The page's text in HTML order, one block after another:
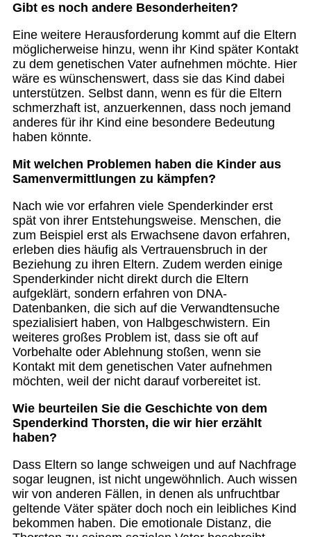
Gibt es noch andere Besonderheiten?
Eine weitere Herausforderung kommt auf die Eltern
möglicherweise hinzu, wenn ihr Kind später Kontakt
zu dem genetischen Vater aufnehmen möchte. Hier
wäre es wünschenswert, dass sie das Kind dabei
unterstützen. Selbst dann, wenn es für die Eltern
schmerzhaft ist, anzuerkennen, dass noch jemand
anderes für ihr Kind eine besondere Bedeutung
haben könnte.
Mit welchen Problemen haben die Kinder aus
Samenvermittlungen zu kämpfen?
Nach wie vor erfahren viele Spenderkinder erst
spät von ihrer Entstehungsweise. Menschen, die
zum Beispiel erst als Erwachsene davon erfahren,
erleben dies häufig als Vertrauensbruch in der
Beziehung zu ihren Eltern. Zudem werden einige
Spenderkinder nicht direkt durch die Eltern
aufgeklärt, sondern erfahren von DNA-
Datenbanken, die sich auf die Verwandtensuche
spezialisiert haben, von Halbgeschwistern. Ein
weiteres großes Problem ist, dass sie oft auf
Vorbehalte oder Ablehnung stoßen, wenn sie
Kontakt mit dem genetischen Vater aufnehmen
möchten, weil der nicht darauf vorbereitet ist.
Wie beurteilen Sie die Geschichte von dem
Spenderkind Thorsten, die wir hier erzählt
haben?
Dass Eltern so lange schweigen und auf Nachfrage
sogar leugnen, ist nicht ungewöhnlich. Auch wissen
wir von anderen Fällen, in denen als unfruchtbar
geltende Väter später doch noch ein leibliches Kind
bekommen haben. Die emotionale Distanz, die